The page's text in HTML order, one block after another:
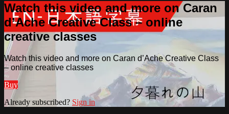
Watch this video and more on Caran
d’Ache Creative Class – online
creative classes
Watch this video and more on Caran d’Ache Creative Class
– online creative classes
Buy
Already subscribed? Sign in